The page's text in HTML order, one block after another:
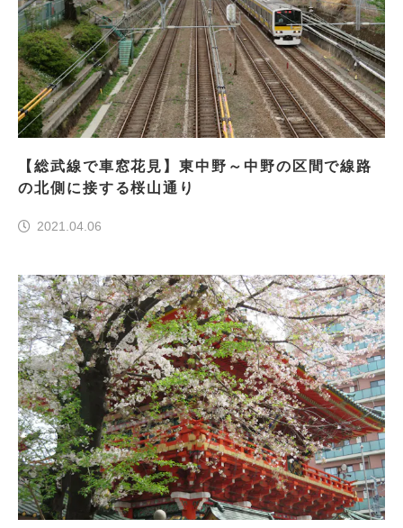
【総武線で車窓花見】東中野～中野の区間で線路
の北側に接する桜山通り
2021.04.06